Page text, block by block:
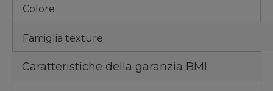
Colore
Famiglia texture
Caratteristiche della garanzia BMI